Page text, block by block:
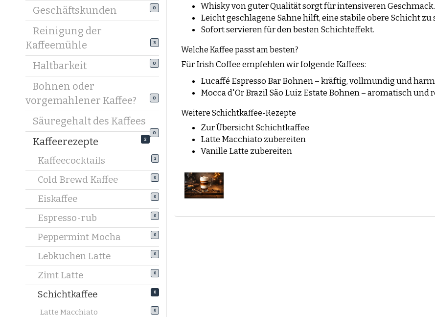
Geschäftskunden 0
Reinigung der
Kaffeemühle
3
Haltbarkeit 0
Bohnen oder
vorgemahlener Kaffee?
0
Säuregehalt des Kaffees
0
Kaffeerezepte 2
Kaffeecocktails 2
Cold Brewd Kaffee 0
Eiskaffee 0
Espresso-rub 0
Peppermint Mocha 0
Lebkuchen Latte 0
Zimt Latte 0
Schichtkaffee 0
Latte Macchiato 0
Whisky von guter Qualität sorgt für intensiveren Geschmack.
Leicht geschlagene Sahne hilft, eine stabile obere Schicht zu
Sofort servieren für den besten Schichteffekt.
Welche Kaffee passt am besten?
Für Irish Coffee empfehlen wir folgende Kaffees:
Lucaffé Espresso Bar Bohnen– kräftig, vollmundig und
Mocca d'Or Brazil São Luiz Estate Bohnen– aromatisch und
Weitere Schichtkaffee-Rezepte
Zur Übersicht Schichtkaffee
Latte Macchiato zubereiten
Vanille Latte zubereiten